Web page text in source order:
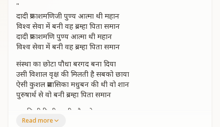
"
दादी प्रकाशमणिजी पुण्य आत्मा थी महान
विश्व सेवा में बनी वह ब्रम्हा पिता समान
दादी प्रकाशमणि पुण्य आत्मा थी महान
विश्व सेवा में बनी वह ब्रम्हा पिता समान
संस्था का छोटा पौधा बरगद बना दिया
उसी विशाल वृक्ष की मिलती है सबको छाया
ऐसी कुशल प्रशासिका मधुबन की थी वो शान
पुरुषार्थ से वो बनी ब्रम्हा पिता समान
उनकी मीठी सी वाणी और स्नेह ममता द्वारा
हम बच्चो को मिला था प्रेम रूहानी प्यारा
Read more